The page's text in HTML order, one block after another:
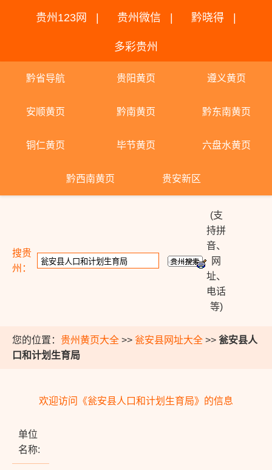
贵州123网 贵州微信 黔晓得
多彩贵州
黔省导航 贵阳黄页 遵义黄页
安顺黄页 黔南黄页 黔东南黄页
铜仁黄页 毕节黄页 六盘水黄页
黔西南黄页 贵安新区
搜贵
州：
(支
持拼
音、
网
址、
电话
等)
您的位置： 贵州黄页大全 >> 瓮安县网址大全 >> 瓮安县人
口和计划生育局
欢迎访问《瓮安县人口和计划生育局》的信息
单位
名称: